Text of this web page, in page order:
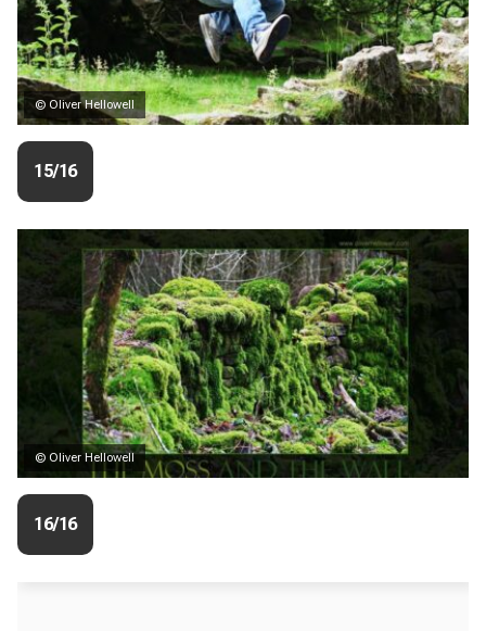
© Oliver Hellowell
15/16
© Oliver Hellowell
16/16